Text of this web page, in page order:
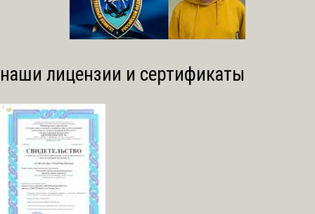
наши лицензии и сертификаты